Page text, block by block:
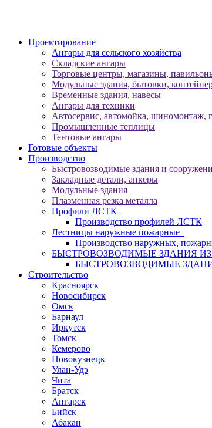
Проектирование
Ангары для сельского хозяйства
Складские ангары
Торговые центры, магазины,
Модульные здания, бытовки,
Временные здания, навесы
Ангары для техники
Автосервис, автомойка, шиномонтаж,
Промышленные теплицы
Тентовые ангары
Готовые объекты
Производство
Быстровозводимые здания и
Закладные детали, анкеры
Модульные здания
Плазменная резка металла
Профили ЛСТК
Производство профилей ЛСТК
Лестницы наружные пожарные
Производство наружных,
БЫСТРОВОЗВОДИМЫЕ ЗДАНИЯ
БЫСТРОВОЗВОДИМЫЕ
Строительство
Красноярск
Новосибирск
Омск
Барнаул
Иркутск
Томск
Кемерово
Новокузнецк
Улан-Удэ
Чита
Братск
Ангарск
Бийск
Абакан